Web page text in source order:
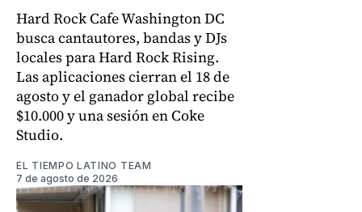
Hard Rock Cafe Washington DC
busca cantautores, bandas y DJs
locales para Hard Rock Rising.
Las aplicaciones cierran el 18 de
agosto y el ganador global recibe
$10.000 y una sesión en Coke
Studio.
EL TIEMPO LATINO TEAM
7 de agosto de 2026